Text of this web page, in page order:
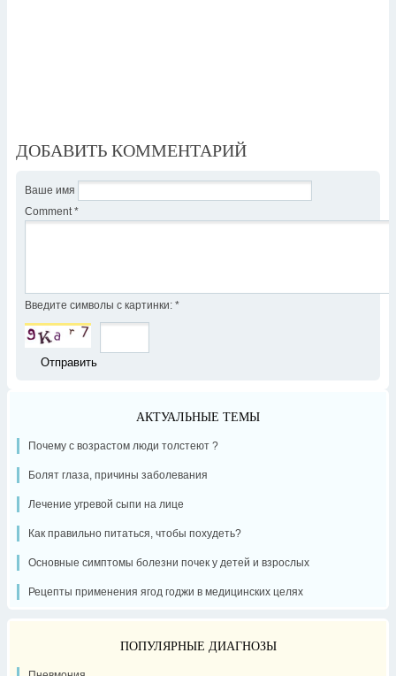
ДОБАВИТЬ КОММЕНТАРИЙ
Ваше имя
Comment *
Введите символы с картинки: *
АКТУАЛЬНЫЕ ТЕМЫ
Почему с возрастом люди толстеют ?
Болят глаза, причины заболевания
Лечение угревой сыпи на лице
Как правильно питаться, чтобы похудеть?
Основные симптомы болезни почек у детей и взрослых
Рецепты применения ягод годжи в медицинских целях
ПОПУЛЯРНЫЕ ДИАГНОЗЫ